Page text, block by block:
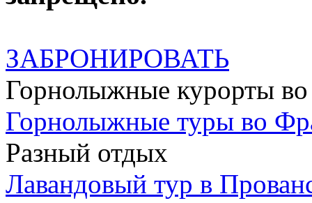
ЗАБРОНИРОВАТЬ
Горнолыжные курорты
Горнолыжные туры во
Разный отдых
Лавандовый тур в